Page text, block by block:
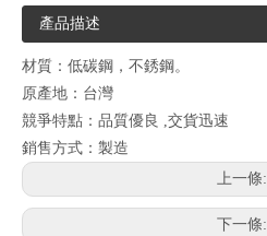
產品描述
材質：低碳鋼，不銹鋼。
原產地：台灣
競爭特點：品質優良 ,交貨迅速
銷售方式：製造
上一條:
下一條: